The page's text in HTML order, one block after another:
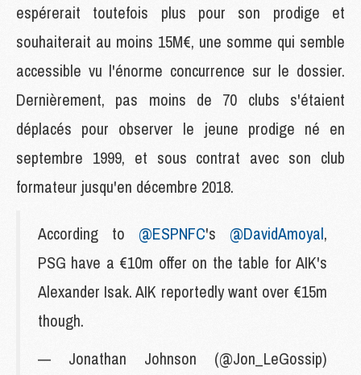
espérerait toutefois plus pour son prodige et
souhaiterait au moins 15M€, une somme qui semble
accessible vu l'énorme concurrence sur le dossier.
Dernièrement, pas moins de 70 clubs s'étaient
déplacés pour observer le jeune prodige né en
septembre 1999, et sous contrat avec son club
formateur jusqu'en décembre 2018.
According to @ESPNFC's @DavidAmoyal,
PSG have a €10m offer on the table for AIK's
Alexander Isak. AIK reportedly want over €15m
though.
— Jonathan Johnson (@Jon_LeGossip)